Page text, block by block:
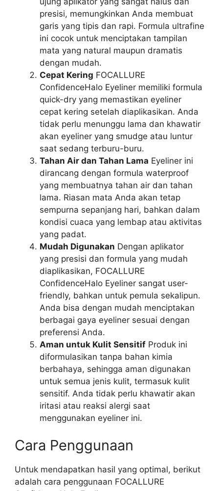
presisi, memungkinkan Anda membuat
garis yang tipis dan rapi. Formula ultrafine
ini cocok untuk menciptakan tampilan
mata yang natural maupun dramatis
dengan mudah.
Cepat Kering FOCALLURE
ConfidenceHalo Eyeliner memiliki formula
quick-dry yang memastikan eyeliner
cepat kering setelah diaplikasikan. Anda
tidak perlu menunggu lama dan khawatir
akan eyeliner yang smudge atau luntur
saat sedang terburu-buru.
Tahan Air dan Tahan Lama Eyeliner ini
dirancang dengan formula waterproof
yang membuatnya tahan air dan tahan
lama. Riasan mata Anda akan tetap
sempurna sepanjang hari, bahkan dalam
kondisi cuaca yang lembap atau aktivitas
yang padat.
Mudah Digunakan Dengan aplikator
yang presisi dan formula yang mudah
diaplikasikan, FOCALLURE
ConfidenceHalo Eyeliner sangat user-
friendly, bahkan untuk pemula sekalipun.
Anda bisa dengan mudah menciptakan
berbagai gaya eyeliner sesuai dengan
preferensi Anda.
Aman untuk Kulit Sensitif Produk ini
diformulasikan tanpa bahan kimia
berbahaya, sehingga aman digunakan
untuk semua jenis kulit, termasuk kulit
sensitif. Anda tidak perlu khawatir akan
iritasi atau reaksi alergi saat
menggunakan eyeliner ini.
Cara Penggunaan
Untuk mendapatkan hasil yang optimal, berikut
adalah cara penggunaan FOCALLURE